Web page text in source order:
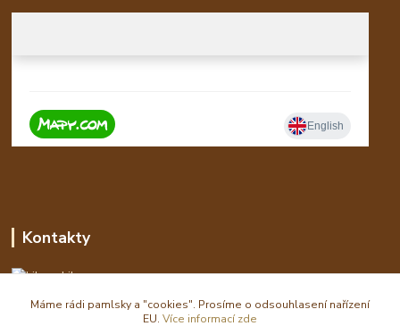
Kontakty
Libor
eshop(zavináč)waldi.cz
Máme rádi pamlsky a "cookies". Prosíme o odsouhlasení nařízení
EU. Více informací zde